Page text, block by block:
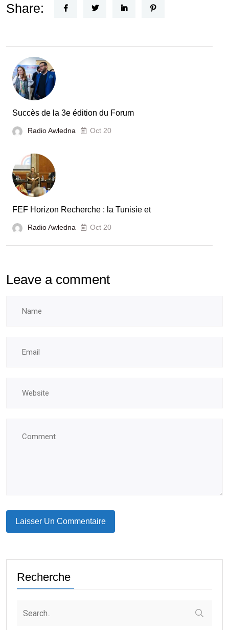
Nouvel
le
Tunisie
Share:
Succès de la 3e édition du Forum
Radio Awledna Oct 20
FEF Horizon Recherche : la Tunisie et
Radio Awledna Oct 20
Leave a comment
Recherche